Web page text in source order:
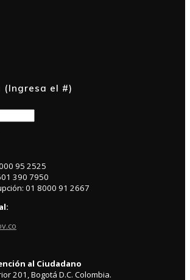
(Ingresa el #)
95 2525
390 7950
01 8000 91 2667
al Ciudadano
201, Bogotá D.C. Colombia.